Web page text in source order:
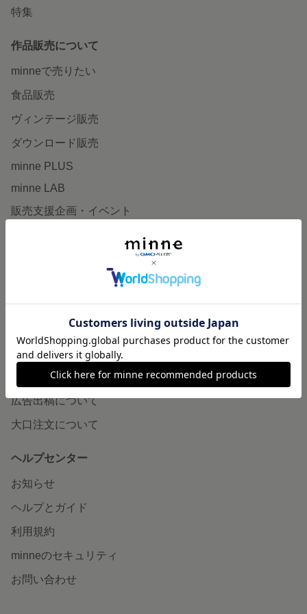
特集
作品販売について
minneで売りたい
食品販売
ヴィンテージ販売
ダウンロード販売
minne PLUS
minne LAB
販売支援企画・イベント
minneとものづくりと
minneの本
企業の方へ
広告出稿について
大口注文について
ヘルプセンター
お知らせ
ヘルプとガイド
利用規約
minneのセキュリティ
お問い合わせ